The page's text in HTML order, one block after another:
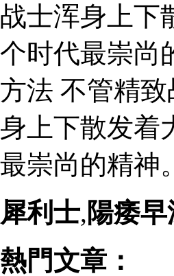
战士浑身上下
个时代最崇尚
方法 不管精
身上下散发着
最崇尚的精神
犀利士, 陽痿
熱門文章：